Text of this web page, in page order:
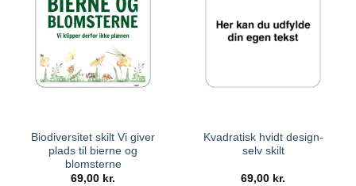
Biodiversitet skilt Vi giver
plads til bierne og
blomsterne
69,00 kr.
Kvadratisk hvidt design-
selv skilt
69,00 kr.